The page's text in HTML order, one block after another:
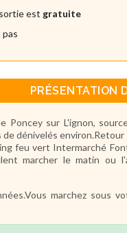
est gratuite
pas
PRÉSENTATION
Poncey sur L'ignon,
dénivelés
feu vert Intermarché
marcher le matin ou
marchez